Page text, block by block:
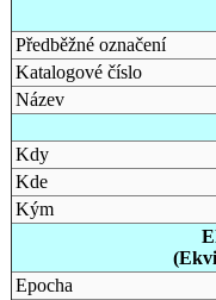
Předběžné označení
Katalogové číslo
Název
Kdy
Kde
Kým
Epocha